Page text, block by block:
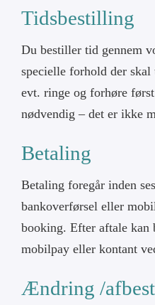
Tidsbestilling
Du bestiller tid gennem
specielle forhold der skal
evt. ringe og forhøre
nødvendig – det er ikke
Betaling
Betaling foregår inden
bankoverførsel eller
booking. Efter aftale kan
mobilpay eller kontant
Ændring /